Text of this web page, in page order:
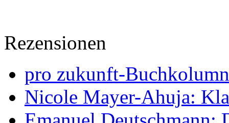
Rezensionen
pro zukunft-
Nicole Mayer-Ahuja: